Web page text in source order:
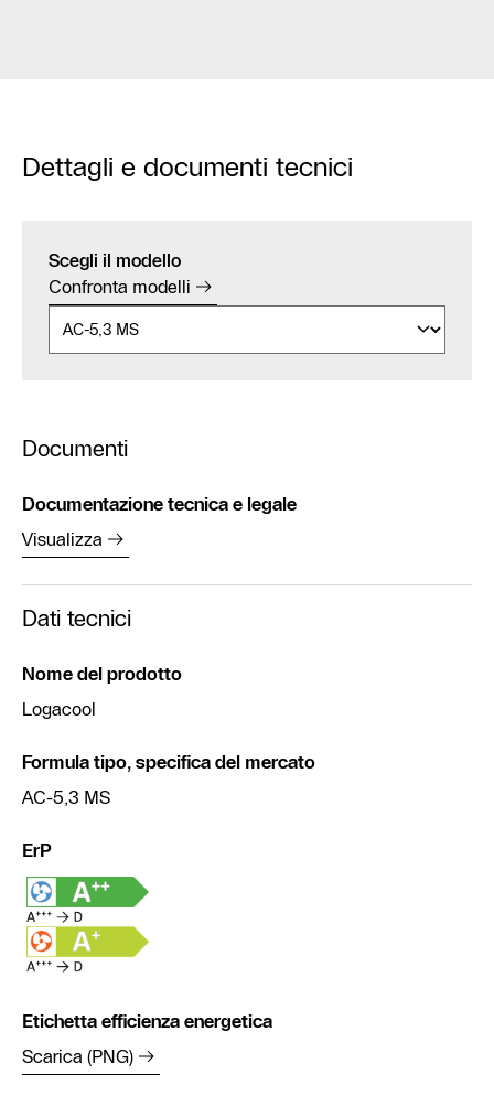
Dettagli e documenti tecnici
Scegli il modello
Confronta modelli
Documenti
Documentazione tecnica e legale
Visualizza
Dati tecnici
Nome del prodotto
Logacool
Formula tipo, specifica del mercato
AC-5,3 MS
ErP
Etichetta efficienza energetica
Scarica (PNG)